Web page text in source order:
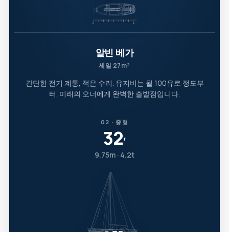
알빈 베가
세일 27m²
간단한 전기 계통, 적은 수리. 유지비는 월 100유로 정도부
터. 미래의 오너에게 완벽한 출발점입니다.
02 · 중형
32′
9.75m · 4.2t